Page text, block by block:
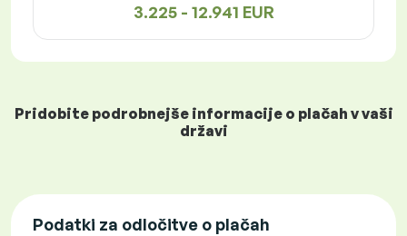
3.225 - 12.941 EUR
Pridobite podrobnejše informacije o plačah v vaši
državi
Podatki za odločitve o plačah